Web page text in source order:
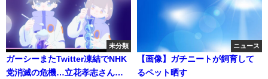
未分類
ガーシーまたTwitter凍結でNHK
党消滅の危機…立花孝志さんの
ニュース
【画像】ガチニートが飼育して
るペット晒す